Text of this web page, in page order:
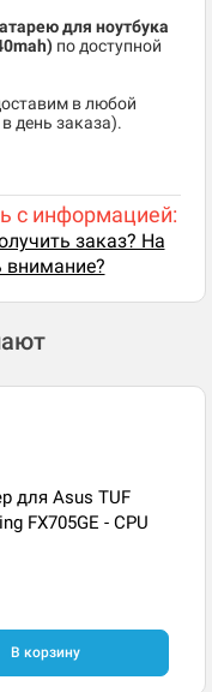
для ноутбука
по доступной
в любой
день заказа).
с информацией:
заказ? На
внимание?
для Asus TUF
FX705GE - CPU
В корзину